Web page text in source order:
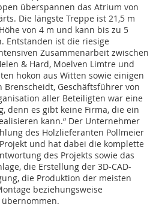
überspannen das Atrium von
Die längste Treppe ist 21,5 m
von 4 m und kann bis zu 5
Entstanden ist die riesige
Zusammenarbeit zwischen
& Hard, Moelven Limtre und
hokon aus Witten sowie einigen
Brenscheidt, Geschäftsführer von
aller Beteiligten war eine
denn es gibt keine Firma, die ein
kann.“ Der Unternehmer
des Holzlieferanten Pollmeier
und hat dabei die komplette
des Projekts sowie das
die Erstellung der 3D-CAD-
die Produktion der meisten
beziehungsweise